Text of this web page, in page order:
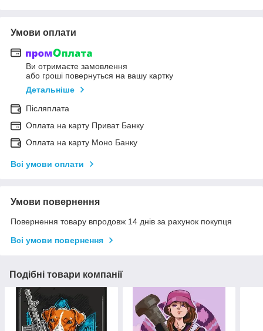
Умови оплати
Ви отримаєте замовлення
або гроші повернуться на вашу картку
Детальніше
Післяплата
Оплата на карту Приват Банку
Оплата на карту Моно Банку
Всі умови оплати
Умови повернення
Повернення товару впродовж 14 днів за рахунок покупця
Всі умови повернення
Подібні товари компанії